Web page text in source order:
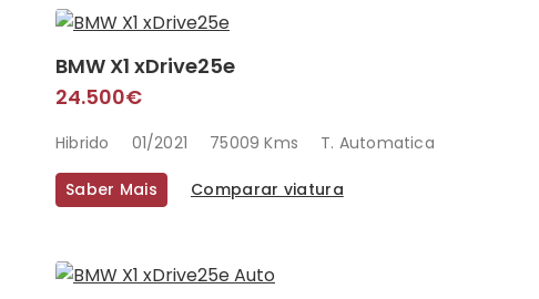
BMW X1 xDrive25e
24.500€
Hibrido 01/2021 75009 Kms T. Automatica
Saber Mais Comparar viatura